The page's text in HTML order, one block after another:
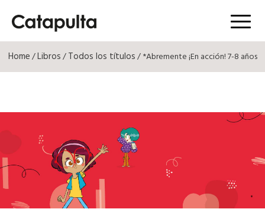
Menú
Home/Libros/Todos los títulos/ *Abremente ¡En acción! 7-8 años